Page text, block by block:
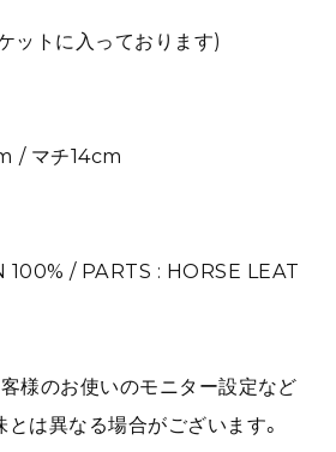
ットに入っております)
/ マチ14cm
100% / PARTS : HORSE LEAT
様のお使いのモニター設定など
とは異なる場合がございます。